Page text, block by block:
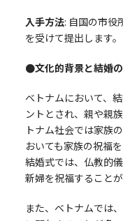
入手方法: 自国の市役
を受けて提出します。
●文化的背景と結婚
ベトナムにおいて、
ントとされ、親や親
トナム社会では家族
おいても家族の祝福
結婚式では、仏教的
新婦を祝福することが
また、ベトナムでは